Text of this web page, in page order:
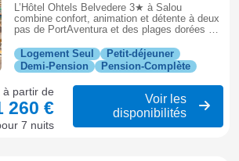
L’Hôtel Ohtels Belvedere 3★ à Salou
combine confort, animation et détente à deux
pas de PortAventura et des plages dorées de
Logement Seul
Petit-déjeuner
Demi-Pension
Pension-Complète
à partir de
260 €
7 nuits
Voir les
disponibilités